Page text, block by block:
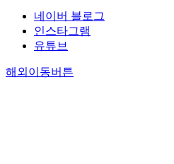
네이버 블로그
인스타그램
유튜브
해외이동버튼